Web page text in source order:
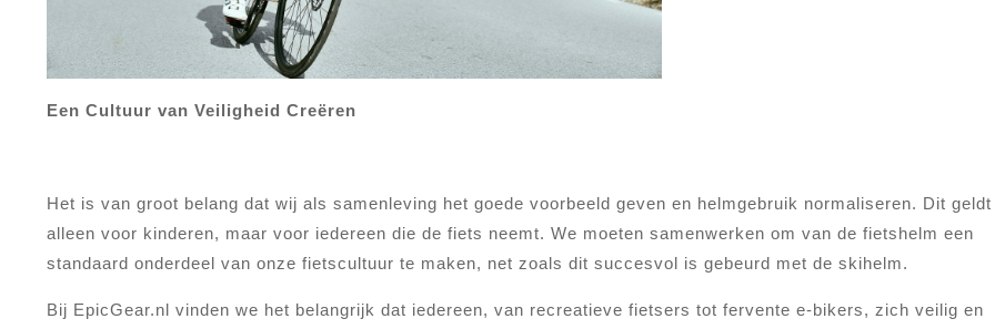
Een Cultuur van Veiligheid Creëren
Het is van groot belang dat wij als samenleving het goede voorbeeld geven en helmgebruik normaliseren. Dit geldt
alleen voor kinderen, maar voor iedereen die de fiets neemt. We moeten samenwerken om van de fietshelm een
standaard onderdeel van onze fietscultuur te maken, net zoals dit succesvol is gebeurd met de skihelm.
Bij EpicGear.nl vinden we het belangrijk dat iedereen, van recreatieve fietsers tot fervente e-bikers, zich veilig en